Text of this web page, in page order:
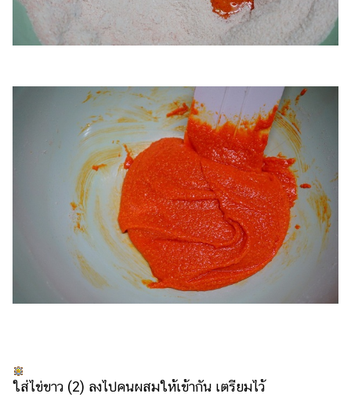
ใส่ไข่ขาว (2) ลงไปคนผสมให้เข้ากัน เตรียมไว้